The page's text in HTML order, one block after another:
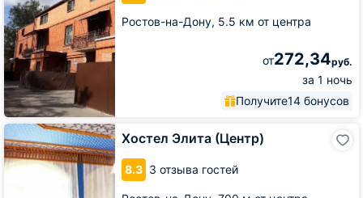
Ростов-на-Дону, 5.5 км от центра
от272,34руб.
за 1 ночь
Получите14 бонусов
Хостел Элита (Центр)
8.3 3 отзыва гостей
Хостел
Элита
(Центр)